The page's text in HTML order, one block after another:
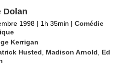
Dolan
1998 | 1h 35min | Comédie
Kerrigan
Husted Madison Arnold
Ed